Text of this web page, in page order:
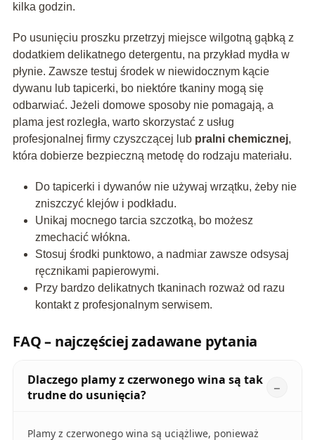
kilka godzin.
Po usunięciu proszku przetrzyj miejsce wilgotną gąbką z
dodatkiem delikatnego detergentu, na przykład mydła w
płynie. Zawsze testuj środek w niewidocznym kącie
dywanu lub tapicerki, bo niektóre tkaniny mogą się
odbarwiać. Jeżeli domowe sposoby nie pomagają, a
plama jest rozległa, warto skorzystać z usług
profesjonalnej firmy czyszczącej lub pralni chemicznej,
która dobierze bezpieczną metodę do rodzaju materiału.
Do tapicerki i dywanów nie używaj wrzątku, żeby nie
zniszczyć klejów i podkładu.
Unikaj mocnego tarcia szczotką, bo możesz
zmechacić włókna.
Stosuj środki punktowo, a nadmiar zawsze odsysaj
ręcznikami papierowymi.
Przy bardzo delikatnych tkaninach rozważ od razu
kontakt z profesjonalnym serwisem.
FAQ – najczęściej zadawane pytania
Dlaczego plamy z czerwonego wina są tak
trudne do usunięcia?
Plamy z czerwonego wina są uciążliwe, ponieważ